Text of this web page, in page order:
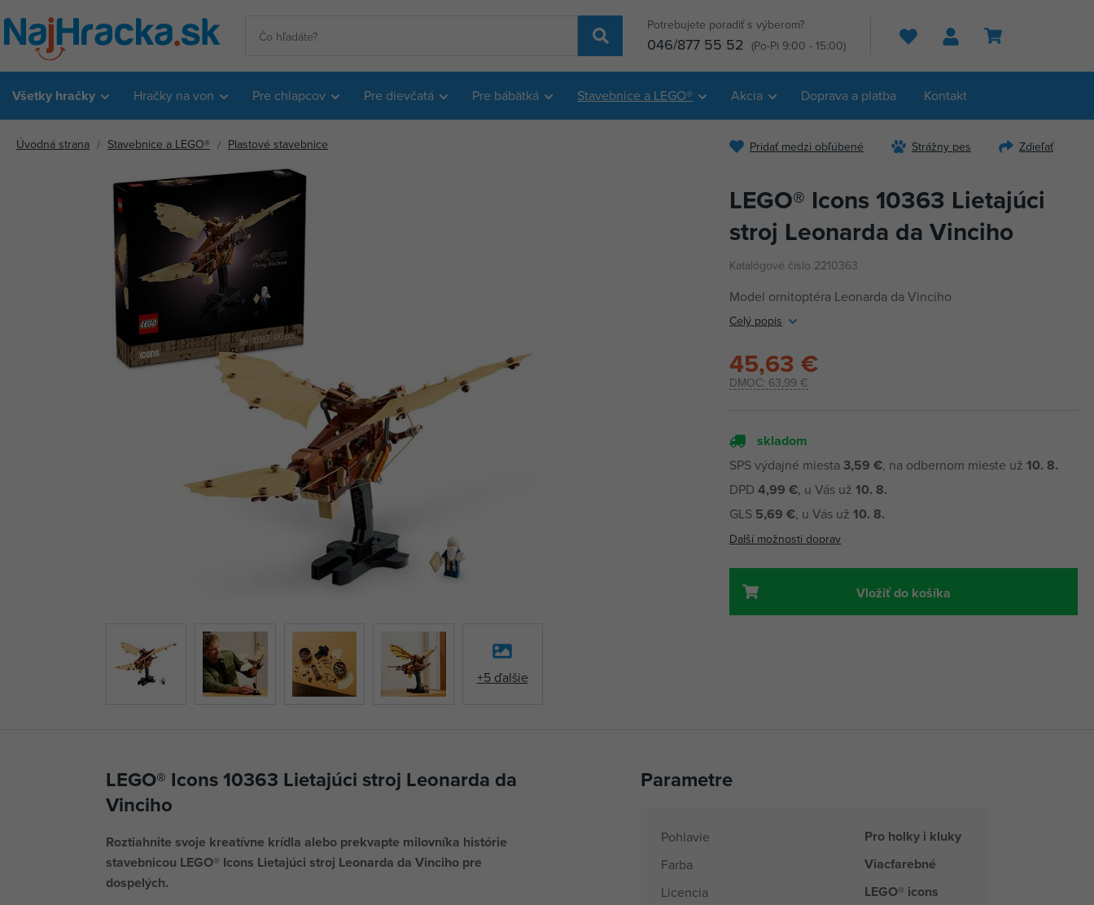
Potrebujete poradiť s výberom?
046/877 55 52 (Po-Pi 9:00 - 15:00) Hľadať
Všetky hračky Hračky na von Pre chlapcov Pre dievčatá Pre bábätká Stavebnice a LEGO® Akcia Doprava a platba Kontakt
Úvodná strana Stavebnice a LEGO® Plastové stavebnice
+5 ďalšie
Pridať medzi obľúbené Strážny pes Zdieľať
LEGO® Icons 10363 Lietajúci
stroj Leonarda da Vinciho
Katalógové číslo 2210363
Model ornitoptéra Leonarda da Vinciho
Celý popis
DMOC: 63,99 €
45,63 €
skladom
SPS výdajné miesta 3,59 €, na odbernom mieste už 10. 8.
DPD 4,99 €, u Vás už 10. 8.
GLS 5,69 €, u Vás už 10. 8.
Další možnosti doprav
Vložiť do košíka
LEGO® Icons 10363 Lietajúci stroj Leonarda da
Vinciho
Roztiahnite svoje kreatívne krídla alebo prekvapte milovníka histórie
stavebnicou LEGO® Icons Lietajúci stroj Leonarda da Vinciho pre
dospelých.
Parametre
Pohlavie Pro holky i kluky
Farba Viacfarebné
Licencia LEGO® icons